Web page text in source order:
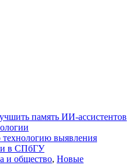
память ИИ-ассистентов
технологию выявления
в СПбГУ
и общество, Новые